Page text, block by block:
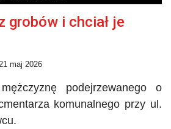
grobów i chciał je
21 maj 2026
podejrzewanego o
komunalnego przy ul.